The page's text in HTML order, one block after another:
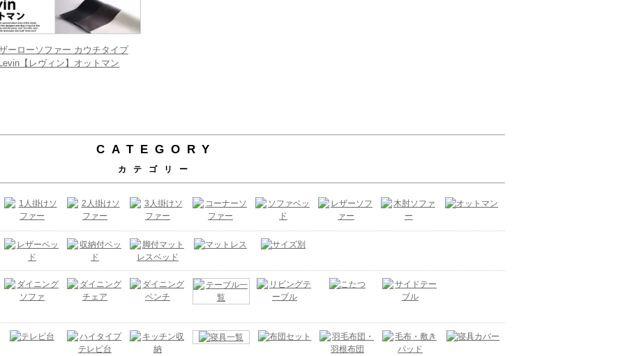
ーローソファー カウチタイプ
【レヴィン】オットマン
CATEGORY
カテゴリー